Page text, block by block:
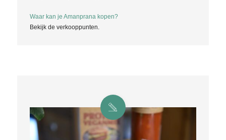
Waar kan je Amanprana kopen?
Bekijk de verkooppunten.